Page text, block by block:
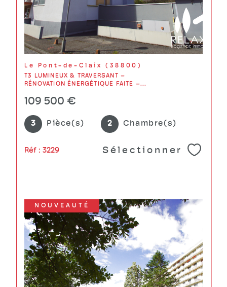
Le Pont-de-Claix (38800)
T3 LUMINEUX & TRAVERSANT –
RÉNOVATION ÉNERGÉTIQUE FAITE –...
109 500 €
3 Pièce(s) 2 Chambre(s)
Réf : 3229 Sélectionner
NOUVEAUTÉ